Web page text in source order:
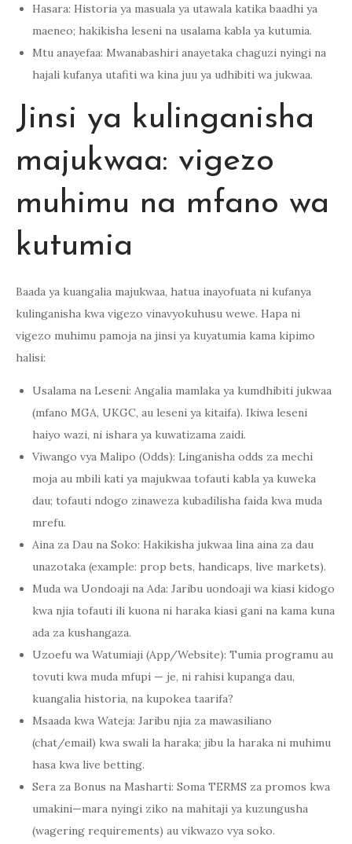
Hasara: Historia ya masuala ya utawala katika baadhi ya
maeneo; hakikisha leseni na usalama kabla ya kutumia.
Mtu anayefaa: Mwanabashiri anayetaka chaguzi nyingi na
hajali kufanya utafiti wa kina juu ya udhibiti wa jukwaa.
Jinsi ya kulinganisha
majukwaa: vigezo
muhimu na mfano wa
kutumia
Baada ya kuangalia majukwaa, hatua inayofuata ni kufanya
kulinganisha kwa vigezo vinavyokuhusu wewe. Hapa ni
vigezo muhimu pamoja na jinsi ya kuyatumia kama kipimo
halisi:
Usalama na Leseni: Angalia mamlaka ya kumdhibiti jukwaa
(mfano MGA, UKGC, au leseni ya kitaifa). Ikiwa leseni
haiyo wazi, ni ishara ya kuwatizama zaidi.
Viwango vya Malipo (Odds): Linganisha odds za mechi
moja au mbili kati ya majukwaa tofauti kabla ya kuweka
dau; tofauti ndogo zinaweza kubadilisha faida kwa muda
mrefu.
Aina za Dau na Soko: Hakikisha jukwaa lina aina za dau
unazotaka (example: prop bets, handicaps, live markets).
Muda wa Uondoaji na Ada: Jaribu uondoaji wa kiasi kidogo
kwa njia tofauti ili kuona ni haraka kiasi gani na kama kuna
ada za kushangaza.
Uzoefu wa Watumiaji (App/Website): Tumia programu au
tovuti kwa muda mfupi — je, ni rahisi kupanga dau,
kuangalia historia, na kupokea taarifa?
Msaada kwa Wateja: Jaribu njia za mawasiliano
(chat/email) kwa swali la haraka; jibu la haraka ni muhimu
hasa kwa live betting.
Sera za Bonus na Masharti: Soma TERMS za promos kwa
umakini—mara nyingi ziko na mahitaji ya kuzungusha
(wagering requirements) au vikwazo vya soko.